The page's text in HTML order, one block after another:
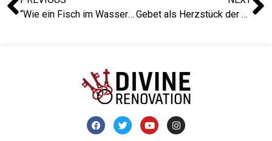
“Wie ein Fisch im Wasser”: eine Geschichte aus Taiwan
Gebet als Herzstück der Mission: Eine Geschichte aus der Erzdiözese Toronto, Kanada